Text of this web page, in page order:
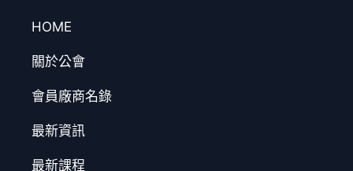
HOME
關於公會
會員廠商名錄
最新資訊
最新課程